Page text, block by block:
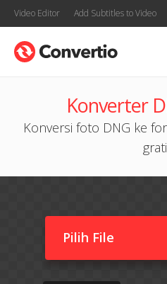
Video Editor Add Subtitles to Video
Konverter
Konversi foto DNG ke
Pilih File